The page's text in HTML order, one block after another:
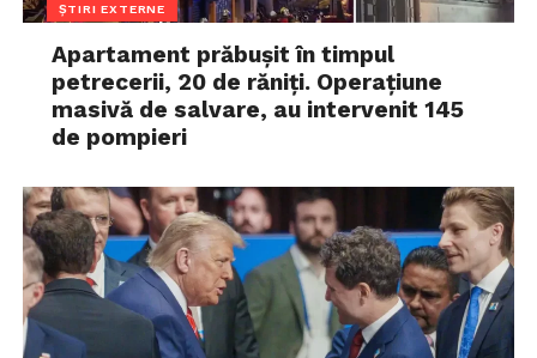
ȘTIRI EXTERNE
Apartament prăbușit în timpul
petrecerii, 20 de răniți. Operațiune
masivă de salvare, au intervenit 145
de pompieri